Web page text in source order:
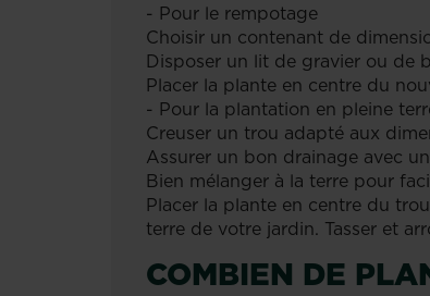
- Pour le rempotage
Choisir un contenant de
Disposer un lit de gravier ou de
Placer la plante en centre du
- Pour la plantation en pleine
Creuser un trou adapté aux
Assurer un bon drainage avec
Bien mélanger à la terre pour
Placer la plante en centre du
terre de votre jardin. Tasser et
COMBIEN DE